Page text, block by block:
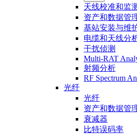
天线校准和监
资产和数据管
基站安装与维
电缆和天线分
干扰侦测
Multi-RAT
射频分析
RF Spectrum
光纤
光纤
资产和数据管
衰减器
比特误码率